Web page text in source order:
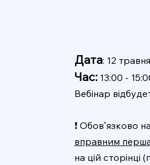
Дата: 12
Час:13:00 -
Вебінар
❗️ Обовʼязково
вправним
на цій